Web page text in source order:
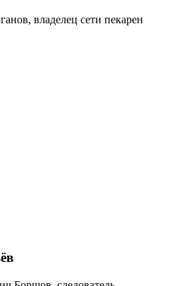
владелец сети пекарен